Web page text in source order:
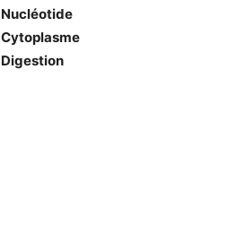
Nucléotide
Cytoplasme
Digestion